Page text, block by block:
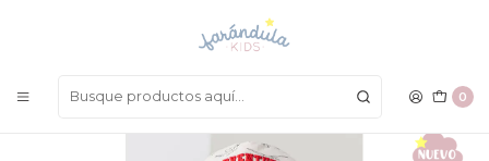
0
LAS MEJORES PRENDAS A UN SOLO CLICK